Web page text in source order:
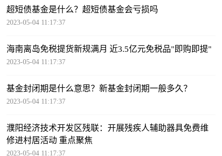
超短债基金是什么？超短债基金会亏损吗
2023-05-04 11:17:37
海南离岛免税提货新规满月 近3.5亿元免税品"即购即提"
2023-05-04 11:17:37
基金封闭期是什么意思？新基金封闭期一般多久？
2023-05-04 11:17:37
濮阳经济技术开发区残联：开展残疾人辅助器具免费维
修进村居活动 重点聚焦
2023-05-04 11:17:37